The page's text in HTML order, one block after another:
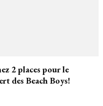
2 places pour le
des Beach Boys!